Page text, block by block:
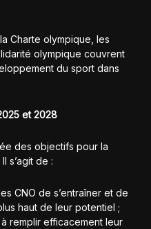
Charte olympique, les
olympique couvrent
du sport dans
et 2028
des objectifs pour la
s’agit de :
CNO de s’entraîner et de
haut de leur potentiel ;
remplir efficacement leur